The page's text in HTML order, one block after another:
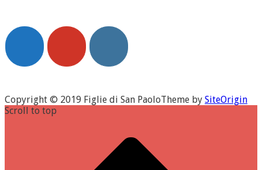
Copyright © 2019 Figlie di San PaoloTheme by SiteOrigin
Scroll to top